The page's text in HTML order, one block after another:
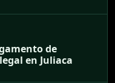
de
en Juliaca